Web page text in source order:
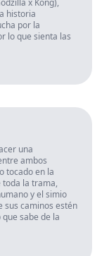
x Kong),
historia
por la
lo que sienta las
una
ambos
tocado en la
la trama,
y el simio
sus caminos estén
sabe de la